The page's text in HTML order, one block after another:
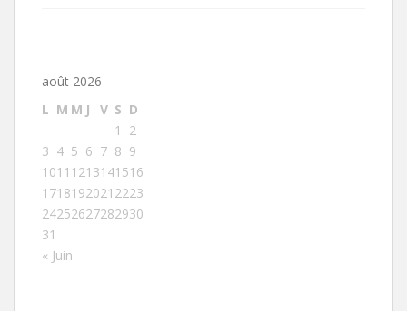
août 2026
L M M J V S D
1
2
3 4 5 6 7 8 9
1011 1213141516
1718192021 2223
24252627282930
31
« Juin